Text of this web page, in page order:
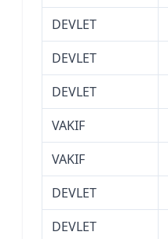
DEVLET
DEVLET
DEVLET
VAKIF
VAKIF
DEVLET
DEVLET